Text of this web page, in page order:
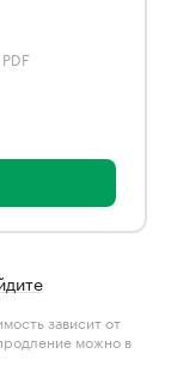
зависит от
можно в